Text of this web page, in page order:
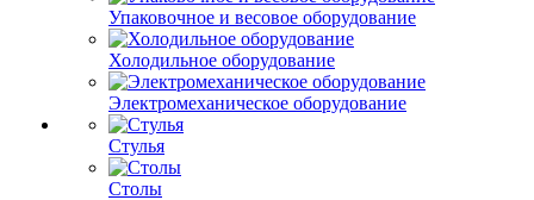
Упаковочное и весовое оборудование
Холодильное оборудование
Электромеханическое оборудование
Стулья
Столы